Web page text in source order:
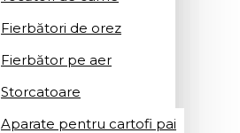
Fierbători de orez
Fierbător pe aer
Storcatoare
Aparate pentru cartofi pai